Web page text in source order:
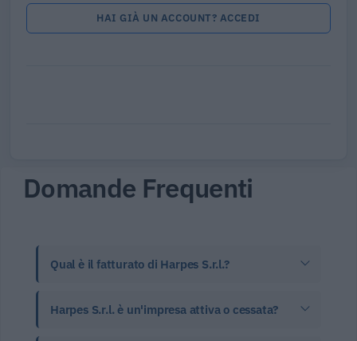
HAI GIÀ UN ACCOUNT? ACCEDI
Domande Frequenti
Qual è il fatturato di Harpes S.r.l.?
Harpes S.r.l. è un'impresa attiva o cessata?